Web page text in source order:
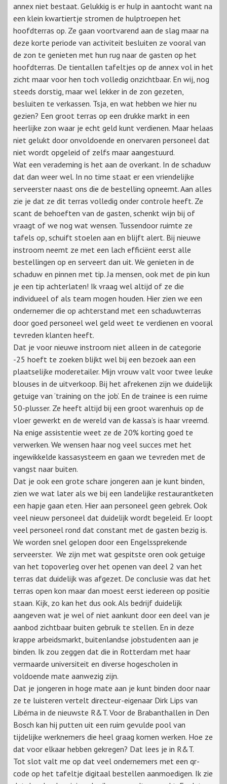
annex niet bestaat. Gelukkig is er hulp in aantocht want na
een klein kwartiertje stromen de hulptroepen het
hoofdterras op. Ze gaan voortvarend aan de slag maar na
deze korte periode van activiteit besluiten ze vooral van
de zon te genieten met hun rug naar de gasten op het
hoofdterras. De tientallen tafeltjes op de annex vol in het
zicht maar voor hen toch volledig onzichtbaar. En wij, nog
steeds dorstig, maar wel lekker in de zon gezeten,
besluiten te verkassen. Tsja, en wat hebben we hier nu
gezien? Een groot terras op een drukke markt in een
heerlijke zon waar je echt geld kunt verdienen. Maar helaas
niet gelukt door onvoldoende en onervaren personeel dat
niet wordt opgeleid of zelfs maar aangestuurd.
Wat een verademing is het aan de overkant. In de schaduw
dat dan weer wel. In no time staat er een vriendelijke
serveerster naast ons die de bestelling opneemt. Aan alles
zie je dat ze dit terras volledig onder controle heeft. Ze
scant de behoeften van de gasten, schenkt wijn bij of
vraagt of we nog wat wensen. Tussendoor ruimte ze
tafels op, schuift stoelen aan en blijft alert. Bij nieuwe
instroom neemt ze met een lach efficiënt eerst alle
bestellingen op en serveert dan uit. We genieten in de
schaduw en pinnen met tip. Ja mensen, ook met de pin kun
je een tip achterlaten! Ik vraag wel altijd of ze die
individueel of als team mogen houden. Hier zien we een
ondernemer die op achterstand met een schaduwterras
door goed personeel wel geld weet te verdienen en vooral
tevreden klanten heeft.
Dat je voor nieuwe instroom niet alleen in de categorie
-25 hoeft te zoeken blijkt wel bij een bezoek aan een
plaatselijke moderetailer. Mijn vrouw valt voor twee leuke
blouses in de uitverkoop. Bij het afrekenen zijn we duidelijk
getuige van ‘training on the job’. En de trainee is een ruime
50-plusser. Ze heeft altijd bij een groot warenhuis op de
vloer gewerkt en de wereld van de kassa’s is haar vreemd.
Na enige assistentie weet ze de 20% korting goed te
verwerken. We wensen haar nog veel succes met het
ingewikkelde kassasysteem en gaan we tevreden met de
vangst naar buiten.
Dat je ook een grote schare jongeren aan je kunt binden,
zien we wat later als we bij een landelijke restaurantketen
een hapje gaan eten. Hier aan personeel geen gebrek. Ook
veel nieuw personeel dat duidelijk wordt begeleid. Er loopt
veel personeel rond dat constant met de gasten bezig is.
We worden snel gelopen door een Engelssprekende
serveerster. We zijn met wat gespitste oren ook getuige
van het topoverleg over het openen van deel 2 van het
terras dat duidelijk was afgezet. De conclusie was dat het
terras open kon maar dan moest eerst iedereen op positie
staan. Kijk, zo kan het dus ook. Als bedrijf duidelijk
aangeven wat je wel of niet aankunt door een deel van je
aanbod zichtbaar buiten gebruik te stellen. En in deze
krappe arbeidsmarkt, buitenlandse jobstudenten aan je
binden. Ik zou zeggen dat die in Rotterdam met haar
vermaarde universiteit en diverse hogescholen in
voldoende mate aanwezig zijn.
Dat je jongeren in hoge mate aan je kunt binden door naar
ze te luisteren vertelt directeur-eigenaar Dirk Lips van
Libéma in de nieuwste R&T. Voor de Brabanthallen in Den
Bosch kan hij putten uit een ruim gevulde pool van
tijdelijke werknemers die heel graag komen werken. Hoe ze
dat voor elkaar hebben gekregen? Dat lees je in R&T.
Tot slot valt me op dat veel ondernemers met een qr-
code op het tafeltje digitaal bestellen aanmoedigen. Ik zie